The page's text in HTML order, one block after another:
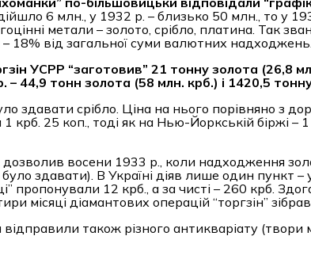
6 млн., у 1932 р. – близько 50 млн., то у
метали – золото, срібло, платина. Так
18% від загальної суми валютних надходжень.
УСРР “заготовив” 21 тонну золота (26,8
– 44,9 тонн золота (58 млн. крб.) і 1420,5
здавати срібло. Ціна на нього порівняно з
крб. 25 коп., тоді як на Нью-Йоркській біржі –
восени 1933 р., коли надходження
здавати). В Україні діяв лише один пункт
пропонували 12 крб., а за чисті – 260 крб.
місяці діамантових операцій “торгзін”
також різного антикваріату (твори